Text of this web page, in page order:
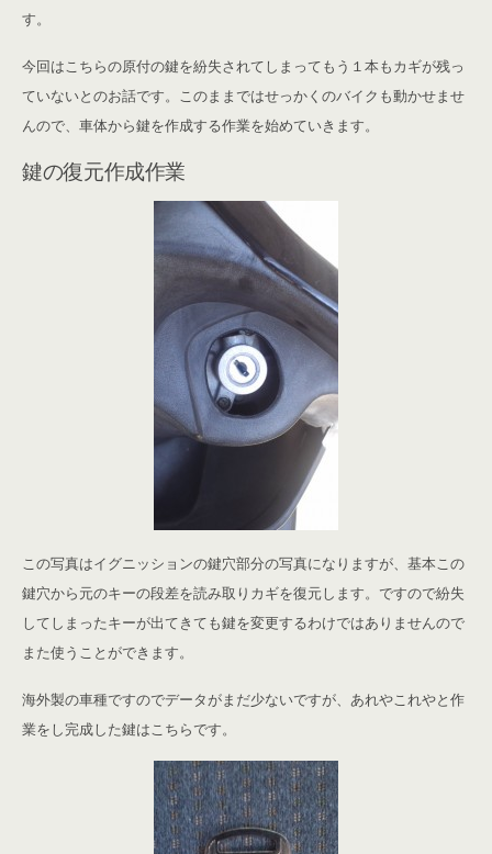
す。
今回はこちらの原付の鍵を紛失されてしまってもう１本もカギが残っ
ていないとのお話です。このままではせっかくのバイクも動かせませ
んので、車体から鍵を作成する作業を始めていきます。
鍵の復元作成作業
この写真はイグニッションの鍵穴部分の写真になりますが、基本この
鍵穴から元のキーの段差を読み取りカギを復元します。ですので紛失
してしまったキーが出てきても鍵を変更するわけではありませんので
また使うことができます。
海外製の車種ですのでデータがまだ少ないですが、あれやこれやと作
業をし完成した鍵はこちらです。